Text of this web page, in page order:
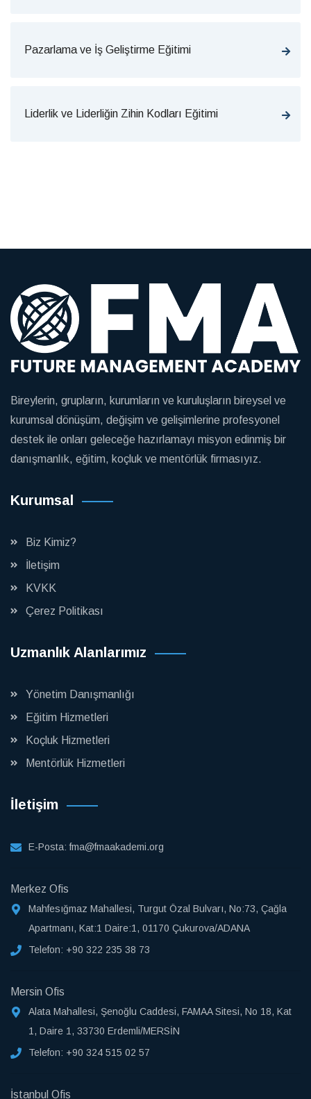
Pazarlama ve İş Geliştirme Eğitimi
Liderlik ve Liderliğin Zihin Kodları Eğitimi
Bireylerin, grupların, kurumların ve kuruluşların bireysel ve
kurumsal dönüşüm, değişim ve gelişimlerine profesyonel
destek ile onları geleceğe hazırlamayı misyon edinmiş bir
danışmanlık, eğitim, koçluk ve mentörlük firmasıyız.
Kurumsal
Biz Kimiz?
İletişim
KVKK
Çerez Politikası
Uzmanlık Alanlarımız
Yönetim Danışmanlığı
Eğitim Hizmetleri
Koçluk Hizmetleri
Mentörlük Hizmetleri
İletişim
E-Posta:fma@fmaakademi.org
Merkez Ofis
Mahfesığmaz Mahallesi, Turgut Özal Bulvarı, No:73, Çağla
Apartmanı, Kat:1 Daire:1, 01170 Çukurova/ADANA
Telefon: +90 322 235 38 73
Mersin Ofis
Alata Mahallesi, Şenoğlu Caddesi, FAMAA Sitesi, No 18, Kat
1, Daire 1, 33730 Erdemli/MERSİN
Telefon: +90 324 515 02 57
İstanbul Ofis